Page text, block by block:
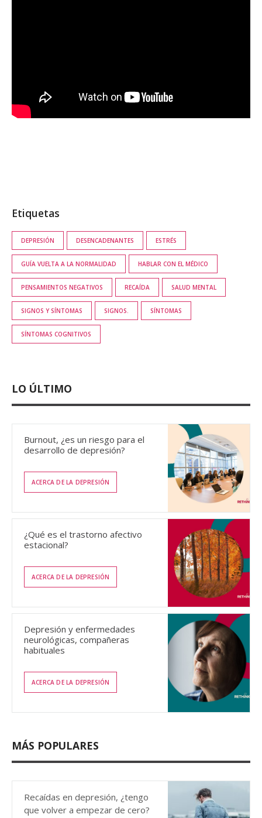
Etiquetas
DEPRESIÓN DESENCADENANTES ESTRÉS
GUÍA VUELTA A LA NORMALIDAD HABLAR CON EL MÉDICO
PENSAMIENTOS NEGATIVOS RECAÍDA SALUD MENTAL
SIGNOS Y SÍNTOMAS SIGNOS. SÍNTOMAS
SÍNTOMAS COGNITIVOS
LO ÚLTIMO
Burnout, ¿es un riesgo para el
desarrollo de depresión?
ACERCA DE LA DEPRESIÓN
¿Qué es el trastorno afectivo
estacional?
ACERCA DE LA DEPRESIÓN
Depresión y enfermedades
neurológicas, compañeras
habituales
ACERCA DE LA DEPRESIÓN
MÁS POPULARES
Recaídas en depresión, ¿tengo
que volver a empezar de cero?